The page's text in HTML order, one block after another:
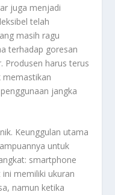
juga menjadi
telah
masih ragu
terhadap goresan
Produsen harus terus
memastikan
jangka
Keunggulan utama
untuk
smartphone
memiliki ukuran
namun ketika